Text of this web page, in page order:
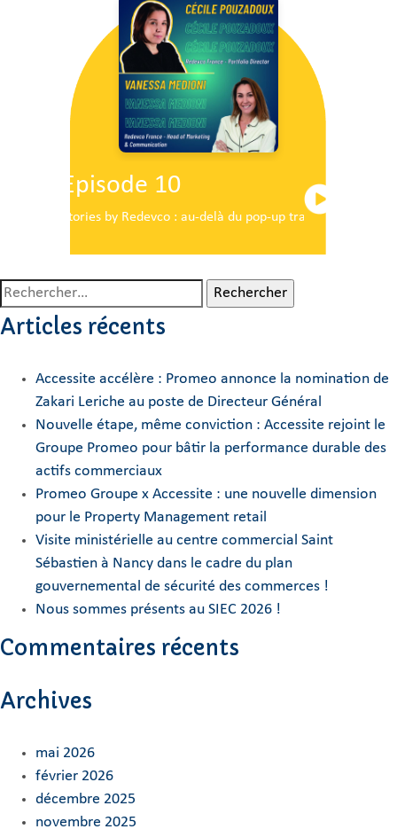
Episode 10
Stories by Redevco : au-delà du pop-up traditionnel
Rechercher :
Articles récents
Accessite accélère : Promeo annonce la nomination de
Zakari Leriche au poste de Directeur Général
Nouvelle étape, même conviction : Accessite rejoint le
Groupe Promeo pour bâtir la performance durable des
actifs commerciaux
Promeo Groupe x Accessite : une nouvelle dimension
pour le Property Management retail
Visite ministérielle au centre commercial Saint
Sébastien à Nancy dans le cadre du plan
gouvernemental de sécurité des commerces !
Nous sommes présents au SIEC 2026 !
Commentaires récents
Archives
mai 2026
février 2026
décembre 2025
novembre 2025